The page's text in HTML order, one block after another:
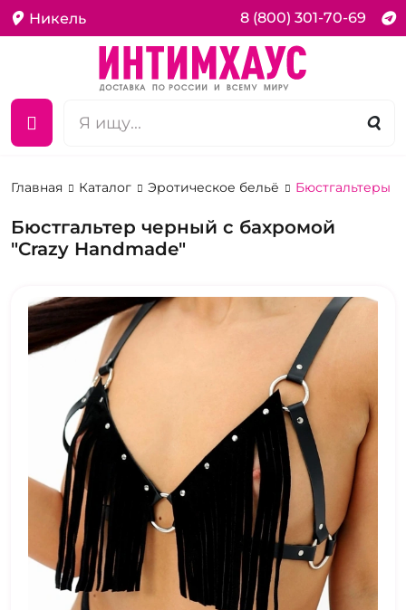
Никель 8 (800) 301-70-69
Главная Каталог Эротическое бельё Бюстгальтеры
Бюстгальтер черный с бахромой
"Crazy Handmade"